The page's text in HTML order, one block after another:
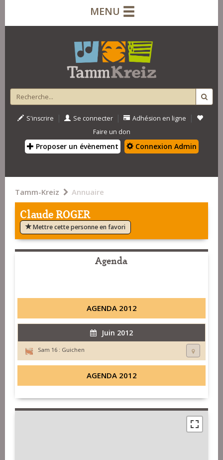
MENU
S'inscrire | Se connecter | Adhésion en ligne |
Faire un don
Proposer un évènement Connexion Admin
Tamm-Kreiz Annuaire
Claude ROGER
Mettre cette personne en favori
Agenda
AGENDA 2012
Juin 2012
Sam 16 : Guichen
AGENDA 2012